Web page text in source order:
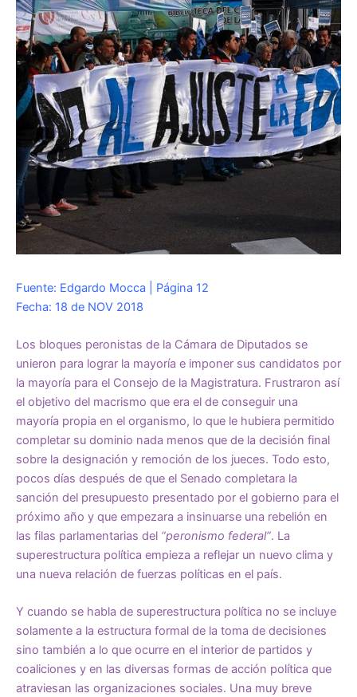
Fuente: Edgardo Mocca | Página 12
Fecha: 18 de NOV 2018
Los bloques peronistas de la Cámara de Diputados se
unieron para lograr la mayoría e imponer sus candidatos por
la mayoría para el Consejo de la Magistratura. Frustraron así
el objetivo del macrismo que era el de conseguir una
mayoría propia en el organismo, lo que le hubiera permitido
completar su dominio nada menos que de la decisión final
sobre la designación y remoción de los jueces. Todo esto,
pocos días después de que el Senado completara la
sanción del presupuesto presentado por el gobierno para el
próximo año y que empezara a insinuarse una rebelión en
las filas parlamentarias del “peronismo federal”. La
superestructura política empieza a reflejar un nuevo clima y
una nueva relación de fuerzas políticas en el país.
Y cuando se habla de superestructura política no se incluye
solamente a la estructura formal de la toma de decisiones
sino también a lo que ocurre en el interior de partidos y
coaliciones y en las diversas formas de acción política que
atraviesan las organizaciones sociales. Una muy breve